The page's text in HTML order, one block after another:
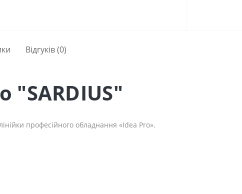
Відгуків (0)
"SARDIUS"
професійного обладнання «Idea Pro».